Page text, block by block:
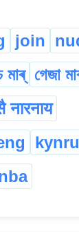
join
মাৰ্ গেজা
नारनाय